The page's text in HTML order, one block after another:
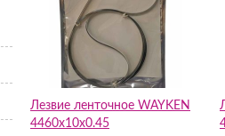
Лезвие ленточное WAYKEN
4460х10х0.45